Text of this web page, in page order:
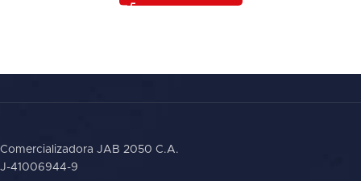
Comercializadora JAB 2050 C.A.
J-41006944-9